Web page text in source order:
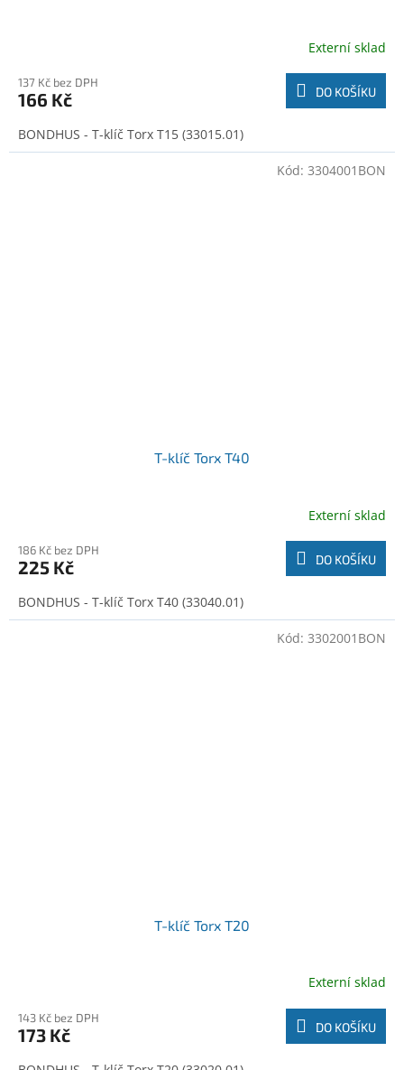
Externí sklad
137 Kč bez DPH
166 Kč DO KOŠÍKU
BONDHUS - T-klíč Torx T15 (33015.01)
T-klíč Torx T40
Externí sklad
186 Kč bez DPH
225 Kč DO KOŠÍKU
BONDHUS - T-klíč Torx T40 (33040.01)
Kód: 3304001BON
T-klíč Torx T20
Externí sklad
143 Kč bez DPH
173 Kč DO KOŠÍKU
Kód: 3302001BON